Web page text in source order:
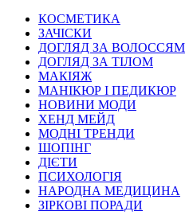
КОСМЕТИКА
ЗАЧІСКИ
ДОГЛЯД ЗА ВОЛОССЯМ
ДОГЛЯД ЗА ТІЛОМ
МАКІЯЖ
МАНІКЮР І ПЕДИКЮР
НОВИНИ МОДИ
ХЕНД МЕЙД
МОДНІ ТРЕНДИ
ШОПІНГ
ДІЄТИ
ПСИХОЛОГІЯ
НАРОДНА МЕДИЦИНА
ЗІРКОВІ ПОРАДИ